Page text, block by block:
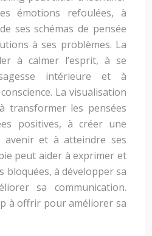
émotions refoulées, à
ses schémas de pensée
à ses problèmes. La
à calmer l’esprit, à se
intérieure et à
La visualisation
transformer les pensées
positives, à créer une
avenir et à atteindre ses
peut aider à exprimer et
bloquées, à développer sa
sa communication.
à offrir pour améliorer sa